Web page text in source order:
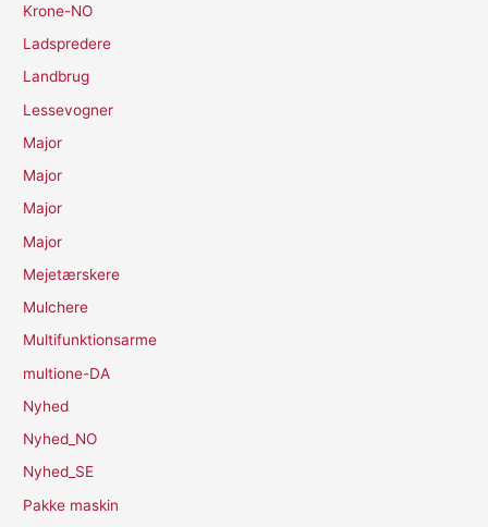
Krone-NO
Ladspredere
Landbrug
Lessevogner
Major
Major
Major
Major
Mejetærskere
Mulchere
Multifunktionsarme
multione-DA
Nyhed
Nyhed_NO
Nyhed_SE
Pakke maskin